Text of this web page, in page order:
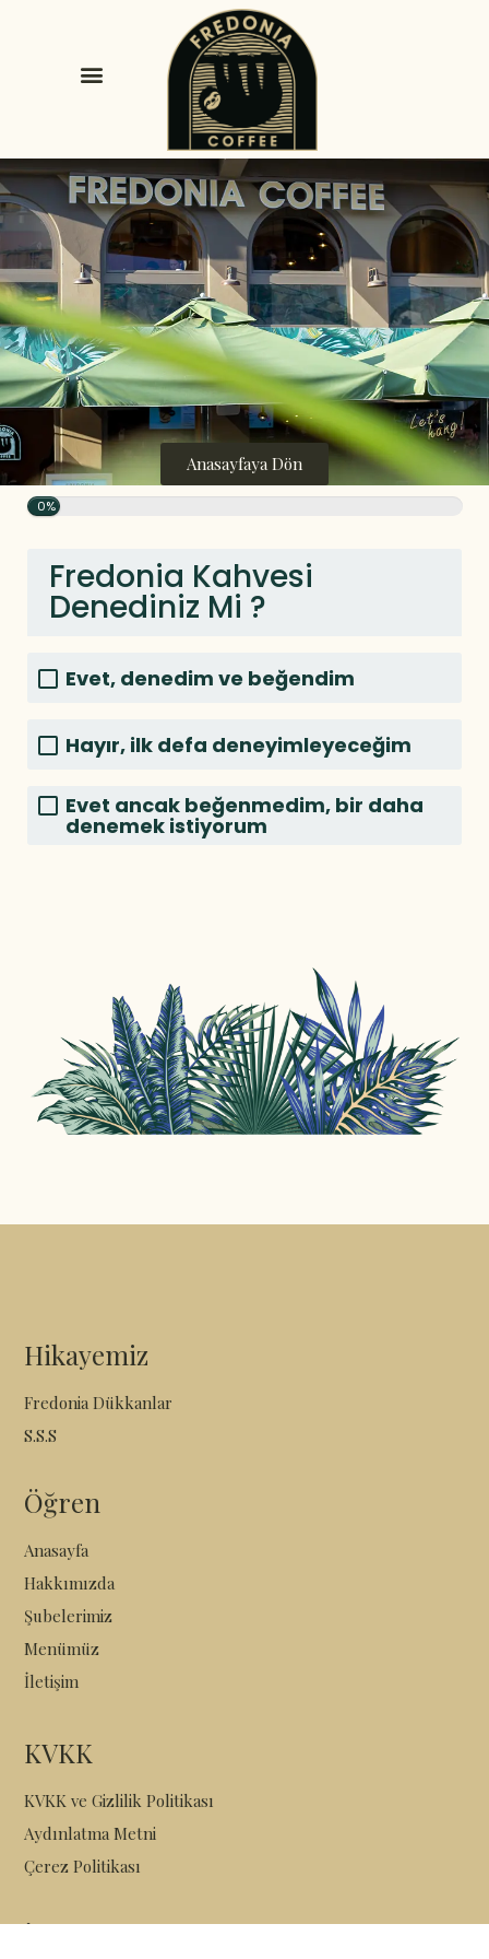
Anasayfaya Dön
0%
Fredonia Kahvesi
Denediniz Mi ?
Evet, denedim ve beğendim
Hayır, ilk defa deneyimleyeceğim
Evet ancak beğenmedim, bir daha
denemek istiyorum
Hikayemiz
Fredonia Dükkanlar
S.S.S
Öğren
Anasayfa
Hakkımızda
Şubelerimiz
Menümüz
İletişim
KVKK
KVKK ve Gizlilik Politikası
Aydınlatma Metni
Çerez Politikası